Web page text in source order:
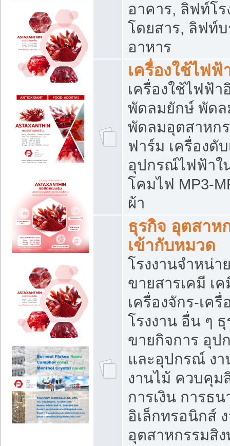
อาคาร, ลิฟท์โ
โดยสาร, ลิฟท์
อาหาร
เครื่องใช้ไฟฟ้
เครื่องใช้ไฟฟ้า
พัดลมยักษ์ พัด
พัดลมอุตสาหก
ฟาร์ม เครื่องดั
อุปกรณ์ไฟฟ้าใ
โคมไฟ MP3-
ผ้า
ธุรกิจ อุตสาห
เข้ากับหมวด
โรงงานจำหน่
ขายสารเคมี เ
เครื่องจักร-เค
โรงงาน อื่น ๆ
ขายกิจการ อุป
และอุปกรณ์ ง
งานไม้ ควบคุม
การเงิน การธ
อิเล็กทรอนิกส์
อุตสาหกรรมสิ